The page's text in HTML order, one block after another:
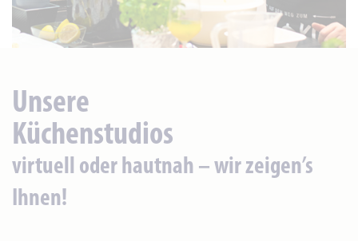
Unsere
Küchenstudios
virtuell oder hautnah – wir zeigen’s
Ihnen!